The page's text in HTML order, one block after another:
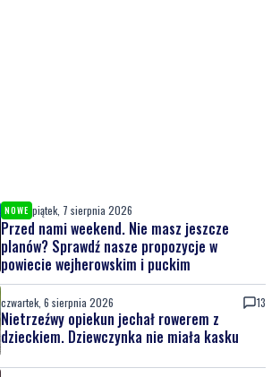
NOWE piątek, 7 sierpnia 2026
Przed nami weekend. Nie masz jeszcze
planów? Sprawdź nasze propozycje w
powiecie wejherowskim i puckim
czwartek, 6 sierpnia 2026 13
Nietrzeźwy opiekun jechał rowerem z
dzieckiem. Dziewczynka nie miała kasku